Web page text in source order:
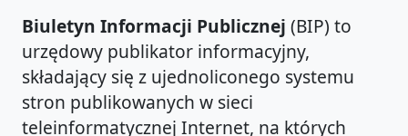
Biuletyn Informacji Publicznej (BIP) to
urzędowy publikator informacyjny,
składający się z ujednoliconego systemu
stron publikowanych w sieci
teleinformatycznej Internet, na których